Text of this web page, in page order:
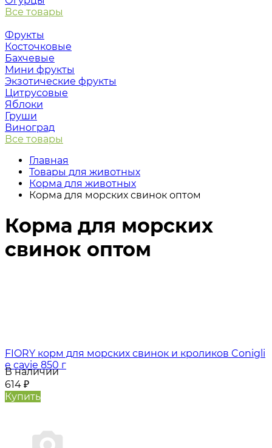
Все товары
Фрукты
Косточковые
Бахчевые
Мини фрукты
Экзотические фрукты
Цитрусовые
Яблоки
Груши
Виноград
Все товары
Главная
Товары для животных
Корма для животных
Корма для морских свинок оптом
Корма для морских
свинок оптом
FIORY корм для морских свинок и кроликов Conigli
e cavie 850 г
В наличии
614 ₽
Купить